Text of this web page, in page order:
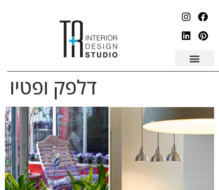
דלפק ופטיו